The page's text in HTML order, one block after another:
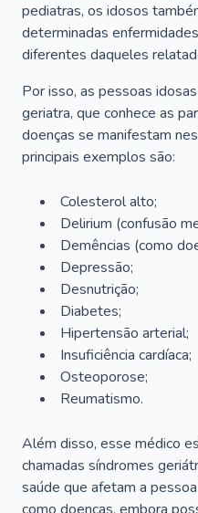
pediatras, os idosos
determinadas
diferentes daqueles
Por isso, as pessoas
geriatra, que conhece as
doenças se manifestam
principais exemplos são:
Colesterol alto;
Delirium (confusão
Demências (como
Depressão;
Desnutrição;
Diabetes;
Hipertensão arterial;
Insuficiência cardíaca;
Osteoporose;
Reumatismo.
Além disso, esse médico
chamadas síndromes
saúde que afetam a